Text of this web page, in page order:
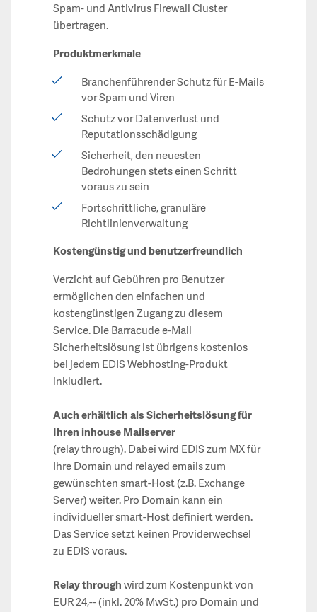
Spam- und Antivirus Firewall Cluster
übertragen.
Produktmerkmale
Branchenführender Schutz für E-Mails
vor Spam und Viren
Schutz vor Datenverlust und
Reputationsschädigung
Sicherheit, den neuesten
Bedrohungen stets einen Schritt
voraus zu sein
Fortschrittliche, granuläre
Richtlinienverwaltung
Kostengünstig und benutzerfreundlich
Verzicht auf Gebühren pro Benutzer
ermöglichen den einfachen und
kostengünstigen Zugang zu diesem
Service. Die Barracude e-Mail
Sicherheitslösung ist übrigens kostenlos
bei jedem EDIS Webhosting-Produkt
inkludiert.
Auch erhältlich als Sicherheitslösung für
Ihren inhouse Mailserver
(relay through). Dabei wird EDIS zum MX für
Ihre Domain und relayed emails zum
gewünschten smart-Host (z.B. Exchange
Server) weiter. Pro Domain kann ein
individueller smart-Host definiert werden.
Das Service setzt keinen Providerwechsel
zu EDIS voraus.
Relay through wird zum Kostenpunkt von
EUR 24,-- (inkl. 20% MwSt.) pro Domain und